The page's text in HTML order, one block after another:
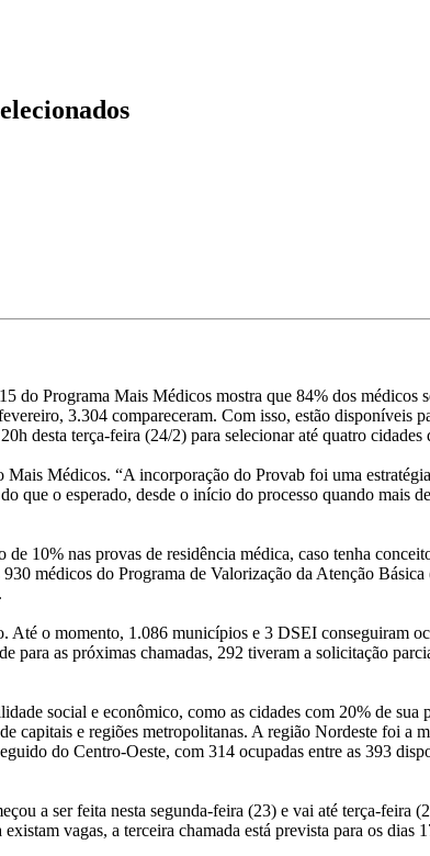
do Programa Mais Médicos mostra que 84% dos médicos
3.304 compareceram. Com isso, estão disponíveis
desta terça-feira (24/2) para selecionar até quatro cidades
Médicos. “A incorporação do Provab foi uma
que o esperado, desde o início do processo quando mais
10% nas provas de residência médica, caso tenha
médicos do Programa de Valorização da Atenção
o momento, 1.086 municípios e 3 DSEI conseguiram
para as próximas chamadas, 292 tiveram a solicitação
social e econômico, como as cidades com 20% de
e regiões metropolitanas. A região Nordeste foi a
do Centro-Oeste, com 314 ocupadas entre as 393
a ser feita nesta segunda-feira (23) e vai até terça-feira
vagas, a terceira chamada está prevista para os dias